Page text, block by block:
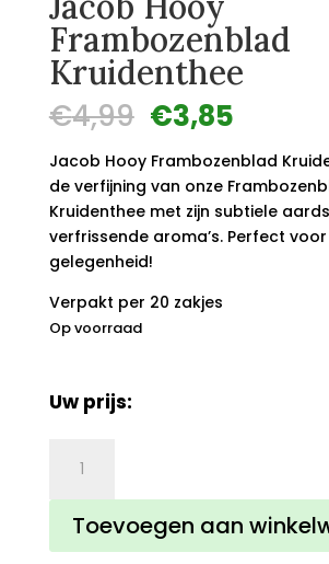
Frambozenblad
Kruidenthee
€4,99
prijs
was:
€4,99.
€3,85Huidige
is:
€3,85.
Jacob Hooy Frambozenblad
de verfijning van onze
Kruidenthee met zijn subtiele
verfrissende aroma’s. Perfect
gelegenheid!
Verpakt per 20 zakjes
Op voorraad
Uw prijs:
Hooy
Frambozenblad
Kruidenthee
aantal
Toevoegen aan